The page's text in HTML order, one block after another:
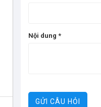
Nội dung *
GỬI CÂU HỎI